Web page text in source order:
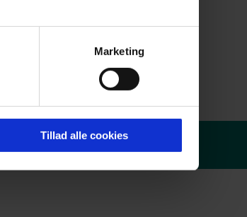
Marketing
Tillad alle cookies
Politik- Redaktør login